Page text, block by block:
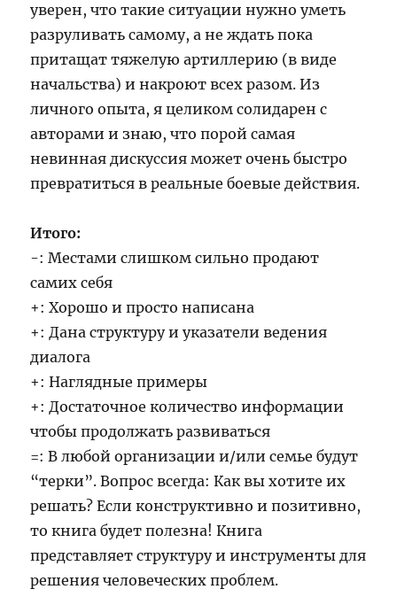
уверен, что такие ситуации нужно уметь
разруливать самому, а не ждать пока
притащат тяжелую артиллерию (в виде
начальства) и накроют всех разом. Из
личного опыта, я целиком солидарен с
авторами и знаю, что порой самая
невинная дискуссия может очень быстро
превратиться в реальные боевые действия.
Итого:
-: Местами слишком сильно продают
самих себя
+: Хорошо и просто написана
+: Дана структуру и указатели ведения
диалога
+: Наглядные примеры
+: Достаточное количество информации
чтобы продолжать развиваться
=: В любой организации и/или семье будут
“терки”. Вопрос всегда: Как вы хотите их
решать? Если конструктивно и позитивно,
то книга будет полезна! Книга
представляет структуру и инструменты для
решения человеческих проблем.